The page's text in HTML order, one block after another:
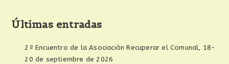
Últimas entradas
2º Encuentro de la Asociación Recuperar el Comunal, 18-
20 de septiembre de 2026